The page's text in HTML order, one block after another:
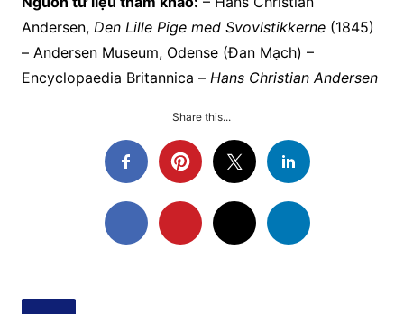
Andersen, Den Lille Pige med Svovlstikkerne(1845)
– Andersen Museum, Odense (Đan Mạch) –
Encyclopaedia Britannica – Hans Christian Andersen
Share this...